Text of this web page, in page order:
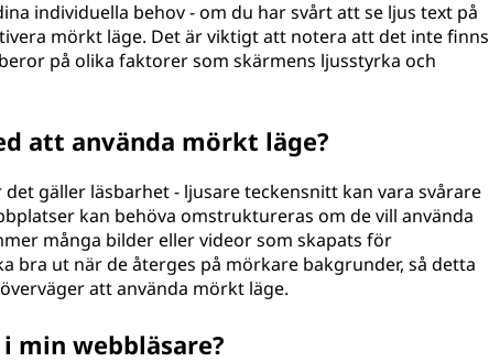
individuella behov - om du har svårt att se ljus text på
mörkt läge. Det är viktigt att notera att det inte finns
på olika faktorer som skärmens ljusstyrka och
att använda mörkt läge?
gäller läsbarhet - ljusare teckensnitt kan vara svårare
kan behöva omstruktureras om de vill använda
många bilder eller videor som skapats för
bra ut när de återges på mörkare bakgrunder, så detta
att använda mörkt läge.
min webbläsare?